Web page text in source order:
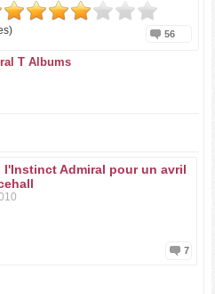
56
T Albums
l'Instinct Admiral pour un avril
7